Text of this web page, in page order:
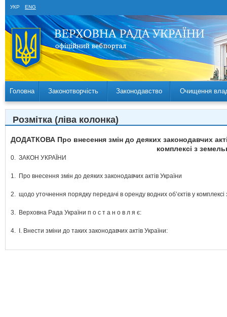
УКР ENG
Головна Законотворчість Законодавство Очищення
Розмітка (ліва колонка)
ДОДАТКОВА Про внесення змін до деяких законодавчих
комплексі з
0. ЗАКОН УКРАЇНИ
1. Про внесення змін до деяких законодавчих актів України
2. щодо уточнення порядку передачі в оренду водних об’єктів у
3. Верховна Рада України п о с т а н о в л я є:
4. І. Внести зміни до таких законодавчих актів України: